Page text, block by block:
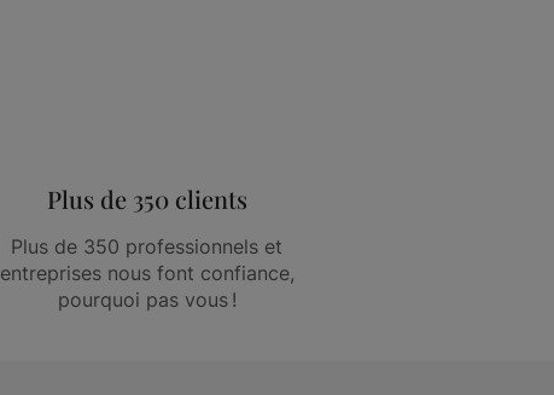
Plus de 350 clients
Plus de 350 professionnels et
entreprises nous font confiance,
pourquoi pas vous !